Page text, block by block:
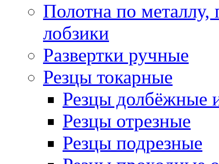
Полотна по
лобзики
Развертки ручные
Резцы токарные
Резцы долбёжные
Резцы отрезные
Резцы подрезные